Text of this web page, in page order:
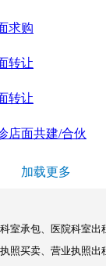
求购
转让
转让
店面共建/合伙
加载更多
室承包、医院科室出
照买卖、营业执照出